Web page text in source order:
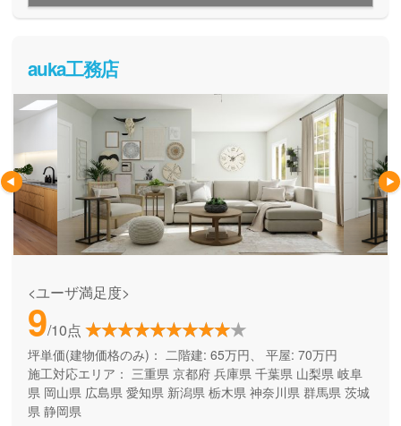
auka工務店
<ユーザ満足度>
9/10点
坪単価(建物価格のみ)： 二階建: 65万円、 平屋: 70万円
施工対応エリア： 三重県 京都府 兵庫県 千葉県 山梨県 岐阜
県 岡山県 広島県 愛知県 新潟県 栃木県 神奈川県 群馬県 茨城
県 静岡県